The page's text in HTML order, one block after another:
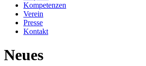
Kompetenzen
Verein
Presse
Kontakt
Neues